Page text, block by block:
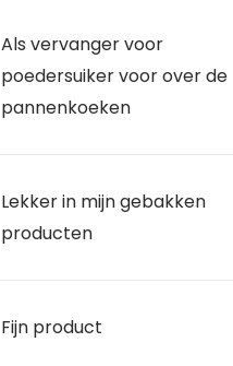
Als vervanger voor
poedersuiker voor over de
pannenkoeken
Lekker in mijn gebakken
producten
Fijn product